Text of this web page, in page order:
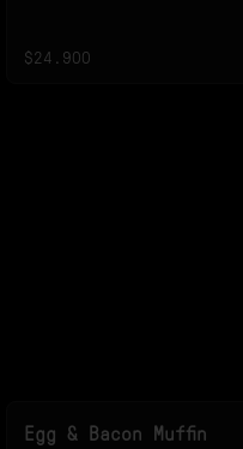
$24.900
Egg & Bacon Muffin